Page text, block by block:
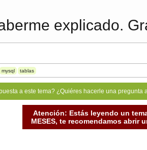
explicado.
mysql tablas
a este tema? ¿Quiéres hacerle una
Atención: Estás leyendo un
MESES, te recomendamos abrir